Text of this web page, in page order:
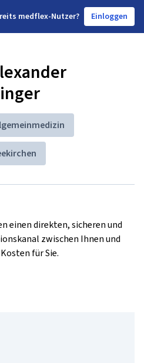
medflex-Nutzer? Einloggen
einen direkten, sicheren und
zwischen Ihnen und
für Sie.